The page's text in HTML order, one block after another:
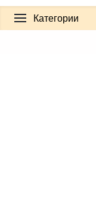
Категории